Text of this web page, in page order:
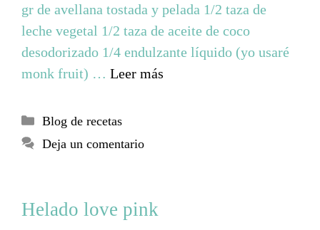
gr de avellana tostada y pelada 1/2 taza de
leche vegetal 1/2 taza de aceite de coco
desodorizado 1/4 endulzante líquido (yo usaré
monk fruit) … Leer más
Blog de recetas
Deja un comentario
Helado love pink